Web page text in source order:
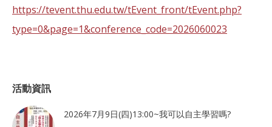
https://tevent.thu.edu.tw/tEvent_front/tEvent.php?
type=0&page=1&conference_code=2026060023
活動資訊
2026年7月9日(四)13:00~我可以自主學習嗎?